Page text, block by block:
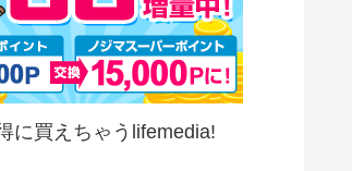
に買えちゃうlifemedia!